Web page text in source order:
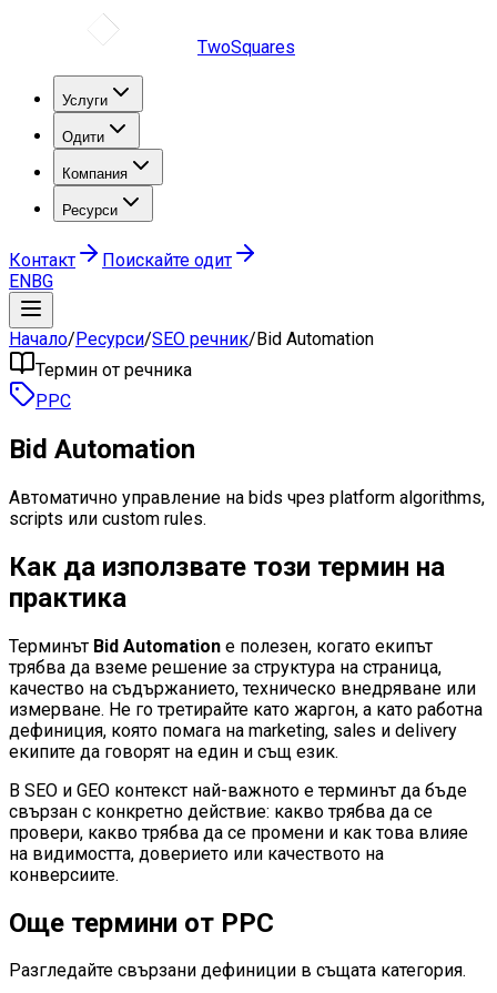
TwoSquares
Услуги
Одити
Компания
Ресурси
Контакт
Поискайте одит
ENBG
Начало/Ресурси/SEO речник/Bid Automation
Термин от речника
PPC
Bid Automation
Автоматично управление на bids чрез platform algorithms,
scripts или custom rules.
Как да използвате този термин на
практика
Терминът Bid Automation е полезен, когато екипът
трябва да вземе решение за структура на страница,
качество на съдържанието, техническо внедряване или
измерване. Не го третирайте като жаргон, а като работна
дефиниция, която помага на marketing, sales и delivery
екипите да говорят на един и същ език.
В SEO и GEO контекст най-важното е терминът да бъде
свързан с конкретно действие: какво трябва да се
провери, какво трябва да се промени и как това влияе
на видимостта, доверието или качеството на
конверсиите.
Още термини от PPC
Разгледайте свързани дефиниции в същата категория.